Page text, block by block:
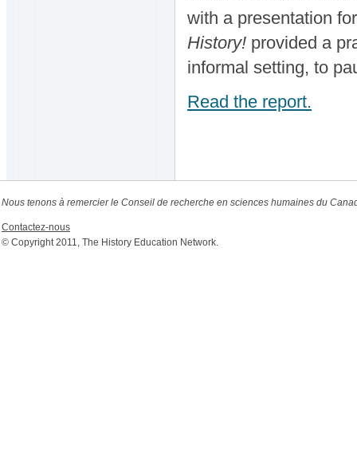
with a presentation
History! provided a
informal setting, to
Read the report.
Nous tenons à remercier le Conseil de recherche en sciences humaines du
Contactez-nous
© Copyright 2011, The History Education Network.